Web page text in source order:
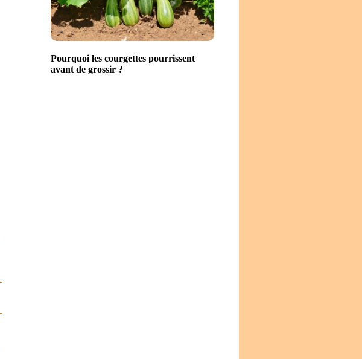
Pourquoi les courgettes pourrissent
avant de grossir ?